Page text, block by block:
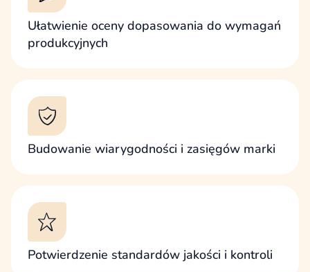
Ułatwienie oceny dopasowania do wymagań
produkcyjnych
Budowanie wiarygodności i zasięgów marki
Potwierdzenie standardów jakości i kontroli